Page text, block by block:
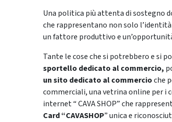
Una politica più attenta di sostegno
che rappresentano non solo
un fattore produttivo e
Tante le cose che si potrebbero e si
sportello dedicato al commercio,
un sito dedicato al commercioche
commerciali, una vetrina online per i
internet “ CAVA SHOP” che
Card “CAVASHOP” unica e